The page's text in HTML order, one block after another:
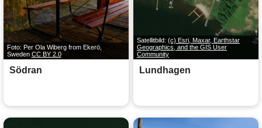
Foto: Per Ola Wiberg from Ekerö,
Sweden CC BY 2.0
Södran
Satellitbild: (c) Esri, Maxar, Earthstar
Geographics, and the GIS User
Community
Lundhagen